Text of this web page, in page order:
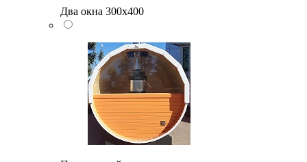
Два окна 300х400